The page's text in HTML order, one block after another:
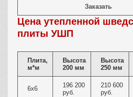
Заказать
Цена утепленной
плиты УШП
Плита,
м*м
Высота
200 мм
Высота
250 мм
6х6
196 200
руб.
210 600
руб.